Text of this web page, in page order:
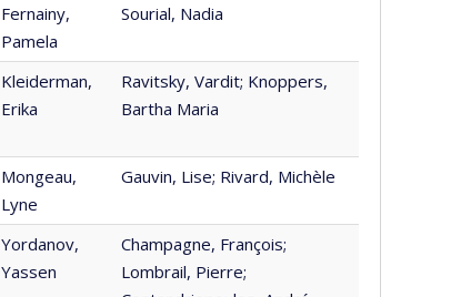
Fernainy,
Pamela
Sourial, Nadia
Kleiderman,
Erika
Ravitsky, Vardit; Knoppers,
Bartha Maria
Mongeau,
Lyne
Gauvin, Lise; Rivard, Michèle
Yordanov,
Yassen
Champagne, François;
Lombrail, Pierre;